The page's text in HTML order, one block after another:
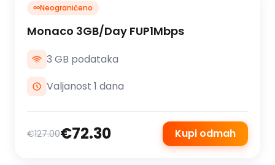
∞Neograničeno
Monaco 3GB/Day FUP1Mbps
3 GB podataka
Valjanost 1 dana
€127.00€72.30 Kupi odmah